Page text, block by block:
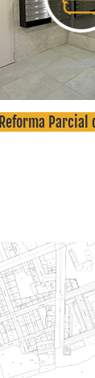
Reforma Parcial